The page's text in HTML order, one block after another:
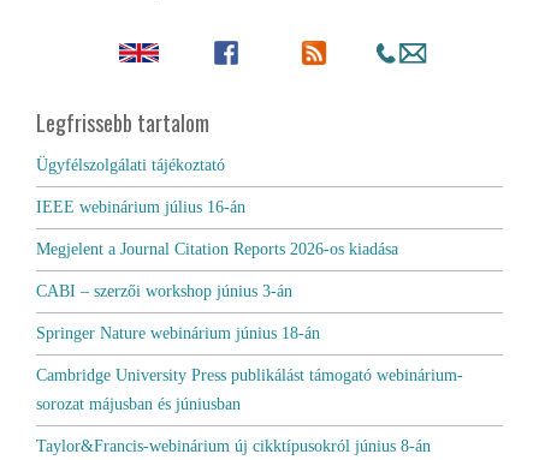
Legfrissebb tartalom
Ügyfélszolgálati tájékoztató
IEEE webinárium július 16-án
Megjelent a Journal Citation Reports 2026-os kiadása
CABI – szerzői workshop június 3-án
Springer Nature webinárium június 18-án
Cambridge University Press publikálást támogató webinárium-
sorozat májusban és júniusban
Taylor&Francis-webinárium új cikktípusokról június 8-án